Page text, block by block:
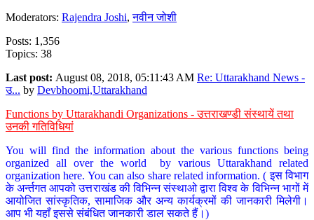
Moderators: Rajendra Joshi,नवीन जोशी
Posts: 1,356
Topics: 38
Last post: August 08, 2018, 05:11:43 AM Re: Uttarakhand News -
उ... by Devbhoomi,Uttarakhand
Functions by Uttarakhandi Organizations - उत्तराखण्डी संस्थायें तथा
उनकी गतिविधियां
You will find the information about the various functions being
organized all over the world by various Uttarakhand related
organization here. You can also share related information. ( इस विभाग
के अर्न्तगत आपको उत्तराखंड की विभिन्न संस्थाओ द्वारा विश्व के विभिन्न भागों में
आयोजित सांस्कृतिक, सामाजिक और अन्य कार्यक्रमों की जानकारी मिलेगी।
आप भी यहाँ इससे संबंधित जानकारी डाल सकते हैं।)